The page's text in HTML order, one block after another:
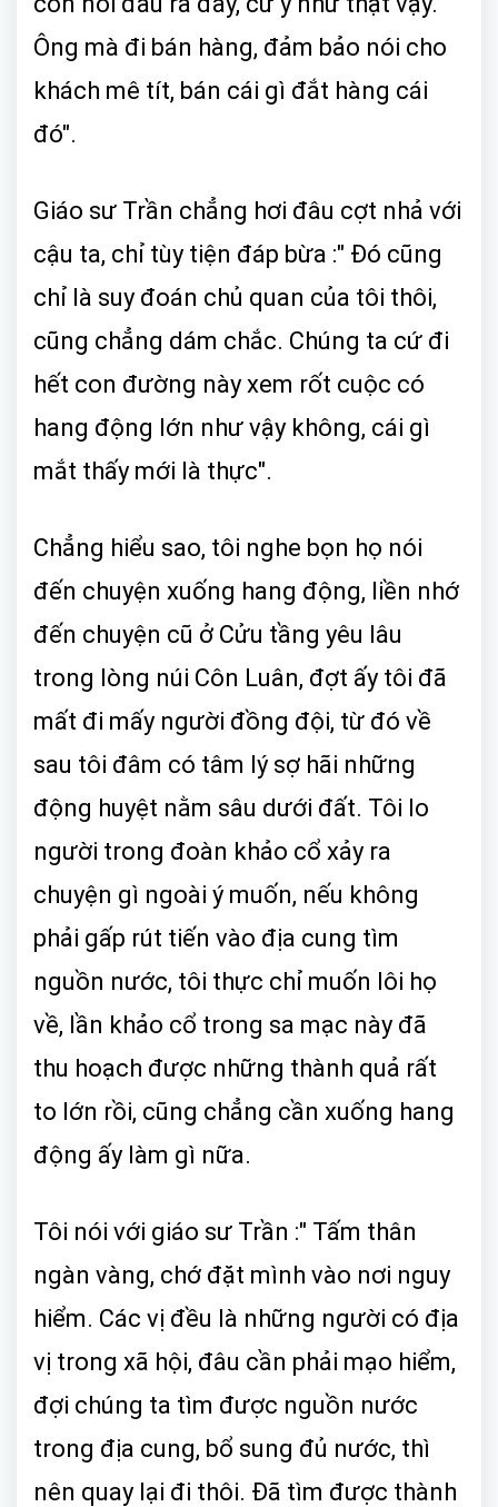
Ông mà đi bán hàng, đảm bảo nói cho
khách mê tít, bán cái gì đắt hàng cái
đó".
Giáo sư Trần chẳng hơi đâu cợt nhả với
cậu ta, chỉ tùy tiện đáp bừa :" Đó cũng
chỉ là suy đoán chủ quan của tôi thôi,
cũng chẳng dám chắc. Chúng ta cứ đi
hết con đường này xem rốt cuộc có
hang động lớn như vậy không, cái gì
mắt thấy mới là thực".
Chẳng hiểu sao, tôi nghe bọn họ nói
đến chuyện xuống hang động, liền nhớ
đến chuyện cũ ở Cửu tầng yêu lâu
trong lòng núi Côn Luân, đợt ấy tôi đã
mất đi mấy người đồng đội, từ đó về
sau tôi đâm có tâm lý sợ hãi những
động huyệt nằm sâu dưới đất. Tôi lo
người trong đoàn khảo cổ xảy ra
chuyện gì ngoài ý muốn, nếu không
phải gấp rút tiến vào địa cung tìm
nguồn nước, tôi thực chỉ muốn lôi họ
về, lần khảo cổ trong sa mạc này đã
thu hoạch được những thành quả rất
to lớn rồi, cũng chẳng cần xuống hang
động ấy làm gì nữa.
Tôi nói với giáo sư Trần :" Tấm thân
ngàn vàng, chớ đặt mình vào nơi nguy
hiểm. Các vị đều là những người có địa
vị trong xã hội, đâu cần phải mạo hiểm,
đợi chúng ta tìm được nguồn nước
trong địa cung, bổ sung đủ nước, thì
nên quay lại đi thôi. Đã tìm được thành